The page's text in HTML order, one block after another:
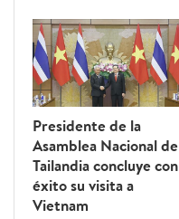
Presidente de la
Asamblea Nacional de
Tailandia concluye con
éxito su visita a
Vietnam